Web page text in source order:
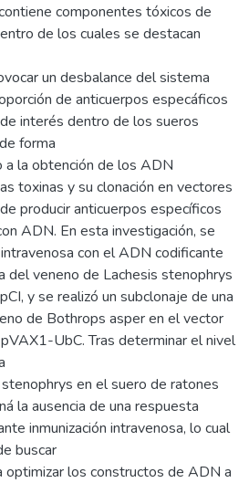
componentes tóxicos de
de los cuales se destacan
un desbalance del sistema
de anticuerpos especá­ficos
interés dentro de los sueros
forma
a la obtención de los ADN
toxinas y su clonación en vectores
producir anticuerpos específicos
ADN. En esta investigación, se
con el ADN codificante
del veneno de Lachesis stenophrys
y se realizó un subclonaje de una
de Bothrops asper en el vector
UbC. Tras determinar el nivel
en el suero de ratones
la ausencia de una respuesta
inmunización intravenosa, lo cual
buscar
optimizar los constructos de ADN a